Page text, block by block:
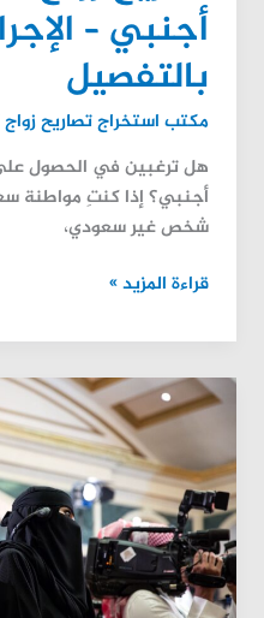
أجنبي –
بالتفصيل
مكتب استخراج تصاريح زواج
هل ترغبين في الحصول
أجنبي؟ إذا كنتِ مواطنة
شخص غير سعودي،
قراءة المزيد »
تجنيس
زوج
المواطنة
السعودية:
الشروط
والخطوات
الكاملة
2025